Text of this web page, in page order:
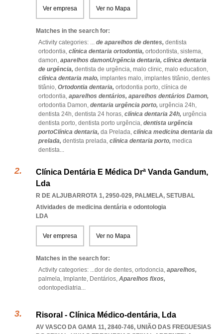
Ver empresa Ver no Mapa
Matches in the search for:
Activity categories: ... de aparelhos de dentes, dentista
ortodontia, clínica dentaria ortodontia, ortodontista, sistema,
damon, aparelhos damonUrgência dentaria, clínica dentaria
de urgência, dentista de urgência, malo clinic, malo education,
clínica dentaria malo, implantes malo, implantes titânio, dentes
titânio, Ortodontia dentaria, ortodontia porto, clínica de
ortodontia, aparelhos dentários, aparelhos dentários Damon,
ortodontia Damon, dentaria urgência porto, urgência 24h,
dentista 24h, dentista 24 horas, clínica dentaria 24h, urgência
dentista porto, dentista porto urgência, dentista urgência
portoClínica dentaria, da Prelada, clínica medicina dentaria da
prelada, dentista prelada, clínica dentaria porto, medica
dentista...
Clínica Dentária E Médica Drª Vanda Gandum,
Lda
R DE ALJUBARROTA 1, 2950-029, PALMELA, SETUBAL
Atividades de medicina dentária e odontologia
LDA
Ver empresa Ver no Mapa
Matches in the search for:
Activity categories: ...dor de dentes, ortodoncia, aparelhos,
palmela, Implante, Dentários, Aparelhos fixos,
odontopediatria...
Risoral - Clínica Médico-dentária, Lda
AV VASCO DA GAMA 11, 2840-746, UNIÃO DAS FREGUESIAS